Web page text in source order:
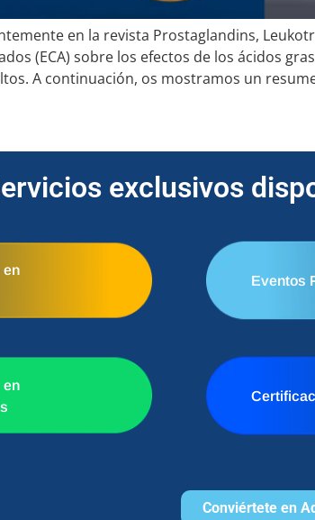
en la revista Prostaglandins,
(ECA) sobre los efectos de los ácidos
A continuación, os mostramos un
exclusivos
en
Eventos
en
Conviértete en